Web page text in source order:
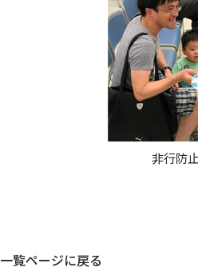
非行防
一覧ページに戻る